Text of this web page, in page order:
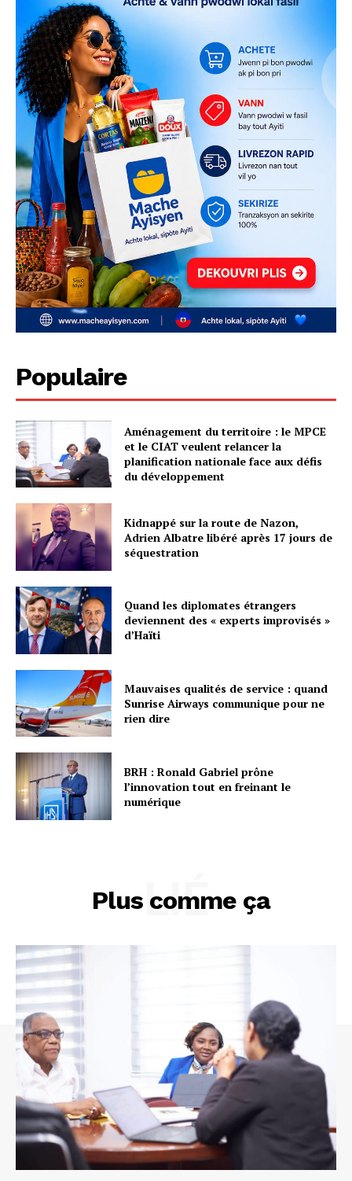
Populaire
Aménagement du territoire : le MPCE
et le CIAT veulent relancer la
planification nationale face aux défis
du développement
Kidnappé sur la route de Nazon,
Adrien Albatre libéré après 17 jours de
séquestration
Quand les diplomates étrangers
deviennent des « experts improvisés »
d’Haïti
Mauvaises qualités de service : quand
Sunrise Airways communique pour ne
rien dire
BRH : Ronald Gabriel prône
l’innovation tout en freinant le
numérique
Plus comme ça
LIÉ